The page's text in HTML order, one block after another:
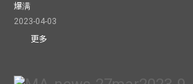
爆满
2023-04-03
更多